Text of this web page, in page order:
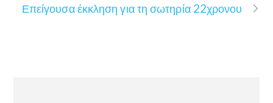
Επείγουσα έκκληση για τη σωτηρία 22χρονου